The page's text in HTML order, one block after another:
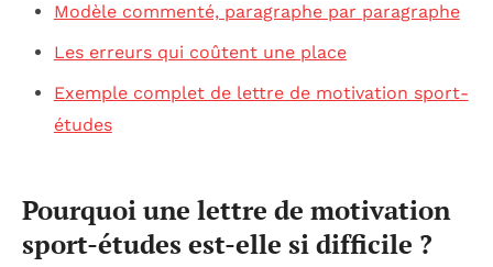
Modèle commenté, paragraphe par paragraphe
Les erreurs qui coûtent une place
Exemple complet de lettre de motivation sport-
études
Pourquoi une lettre de motivation
sport-études est-elle si difficile ?